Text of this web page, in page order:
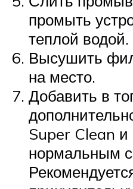
промыть
теплой водой.
Высушить
на место.
Добавить в
Super Clean
нормальным